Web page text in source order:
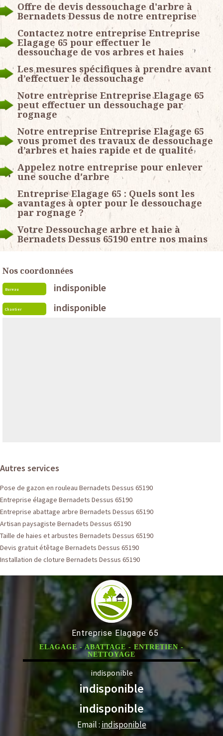
Offre de devis dessouchage d'arbre à
Bernadets Dessus de notre entreprise
Contactez notre entreprise Entreprise
Elagage 65 pour effectuer le
dessouchage de vos arbres et haies
Les mesures spécifiques à prendre avant
d’effectuer le dessouchage
Notre entreprise Entreprise Elagage 65
peut effectuer un dessouchage par
rognage
Notre entreprise Entreprise Elagage 65
vous promet des travaux de dessouchage
d’arbres et haies rapide et de qualité
Appelez notre entreprise pour enlever
une souche d'arbre
Entreprise Elagage 65 : Quels sont les
avantages à opter pour le dessouchage
par rognage ?
Votre Dessouchage arbre et haie à
Bernadets Dessus 65190 entre nos mains
Nos coordonnées
Bureau indisponible
Chantier indisponible
Autres services
Pose de gazon en rouleau Bernadets Dessus 65190
Entreprise élagage Bernadets Dessus 65190
Entreprise abattage arbre Bernadets Dessus 65190
Artisan paysagiste Bernadets Dessus 65190
Taille de haies et arbustes Bernadets Dessus 65190
Devis gratuit étêtage Bernadets Dessus 65190
Installation de cloture Bernadets Dessus 65190
Entreprise Elagage 65
ELAGAGE - ABATTAGE - ENTRETIEN -
NETTOYAGE
indisponible
indisponible
indisponible
Email : indisponible